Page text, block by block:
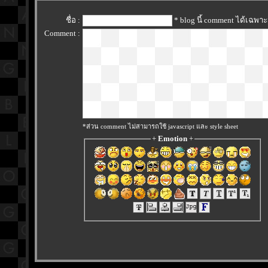
ชื่อ :
* blog นี้ comment ได้เฉพา
Comment :
*ส่วน comment ไม่สามารถใช้ javascript และ style sheet
+ Emotion+